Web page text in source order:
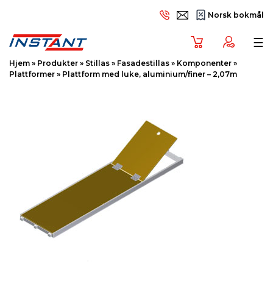
Norsk bokmål
☰
Hjem » Produkter » Stillas » Fasadestillas » Komponenter »
Plattformer » Plattform med luke, aluminium/finer – 2,07m